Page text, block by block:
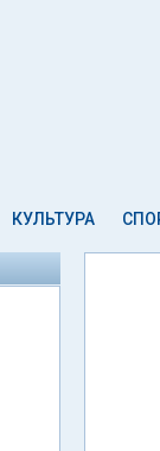
КУЛЬТУРА